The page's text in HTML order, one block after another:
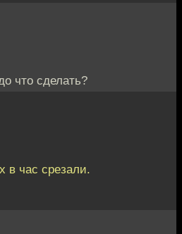
что сделать?
в час срезали.